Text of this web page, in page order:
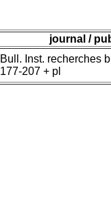
journal /
Bull. Inst. recherches
177-207 + pl